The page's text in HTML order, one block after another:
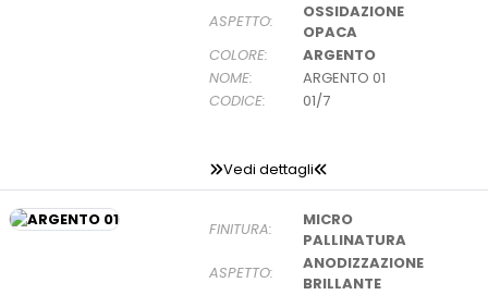
ASPETTO:
OSSIDAZIONE
OPACA
COLORE:
ARGENTO
NOME:
ARGENTO 01
CODICE:
01/7
Vedi dettagli
FINITURA:
MICRO
PALLINATURA
ASPETTO:
ANODIZZAZIONE
BRILLANTE